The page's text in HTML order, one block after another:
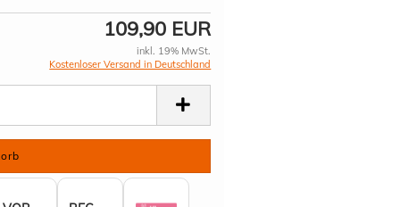
109,90 EUR
inkl. 19% MwSt.
Kostenloser Versand in Deutschland